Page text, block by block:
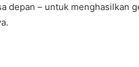
depan – untuk menghasilkan